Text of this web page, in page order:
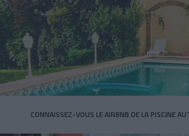
CONNAISSEZ-VOUS LE AIRBNB DE LA PISCINE